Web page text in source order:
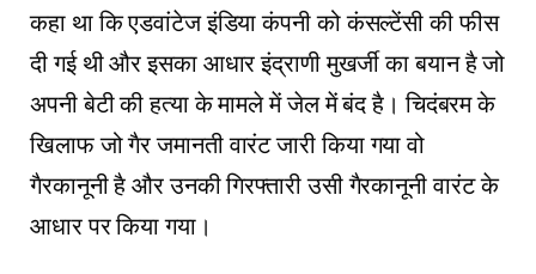
कहा था कि एडवांटेज इंडिया कंपनी को कंसल्टेंसी की फीस
दी गई थी और इसका आधार इंद्राणी मुखर्जी का बयान है जो
अपनी बेटी की हत्या के मामले में जेल में बंद है। चिदंबरम के
खिलाफ जो गैर जमानती वारंट जारी किया गया वो
गैरकानूनी है और उनकी गिरफ्तारी उसी गैरकानूनी वारंट के
आधार पर किया गया।